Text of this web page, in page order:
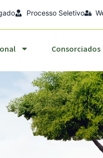
Processo Seletivo
Consorciados